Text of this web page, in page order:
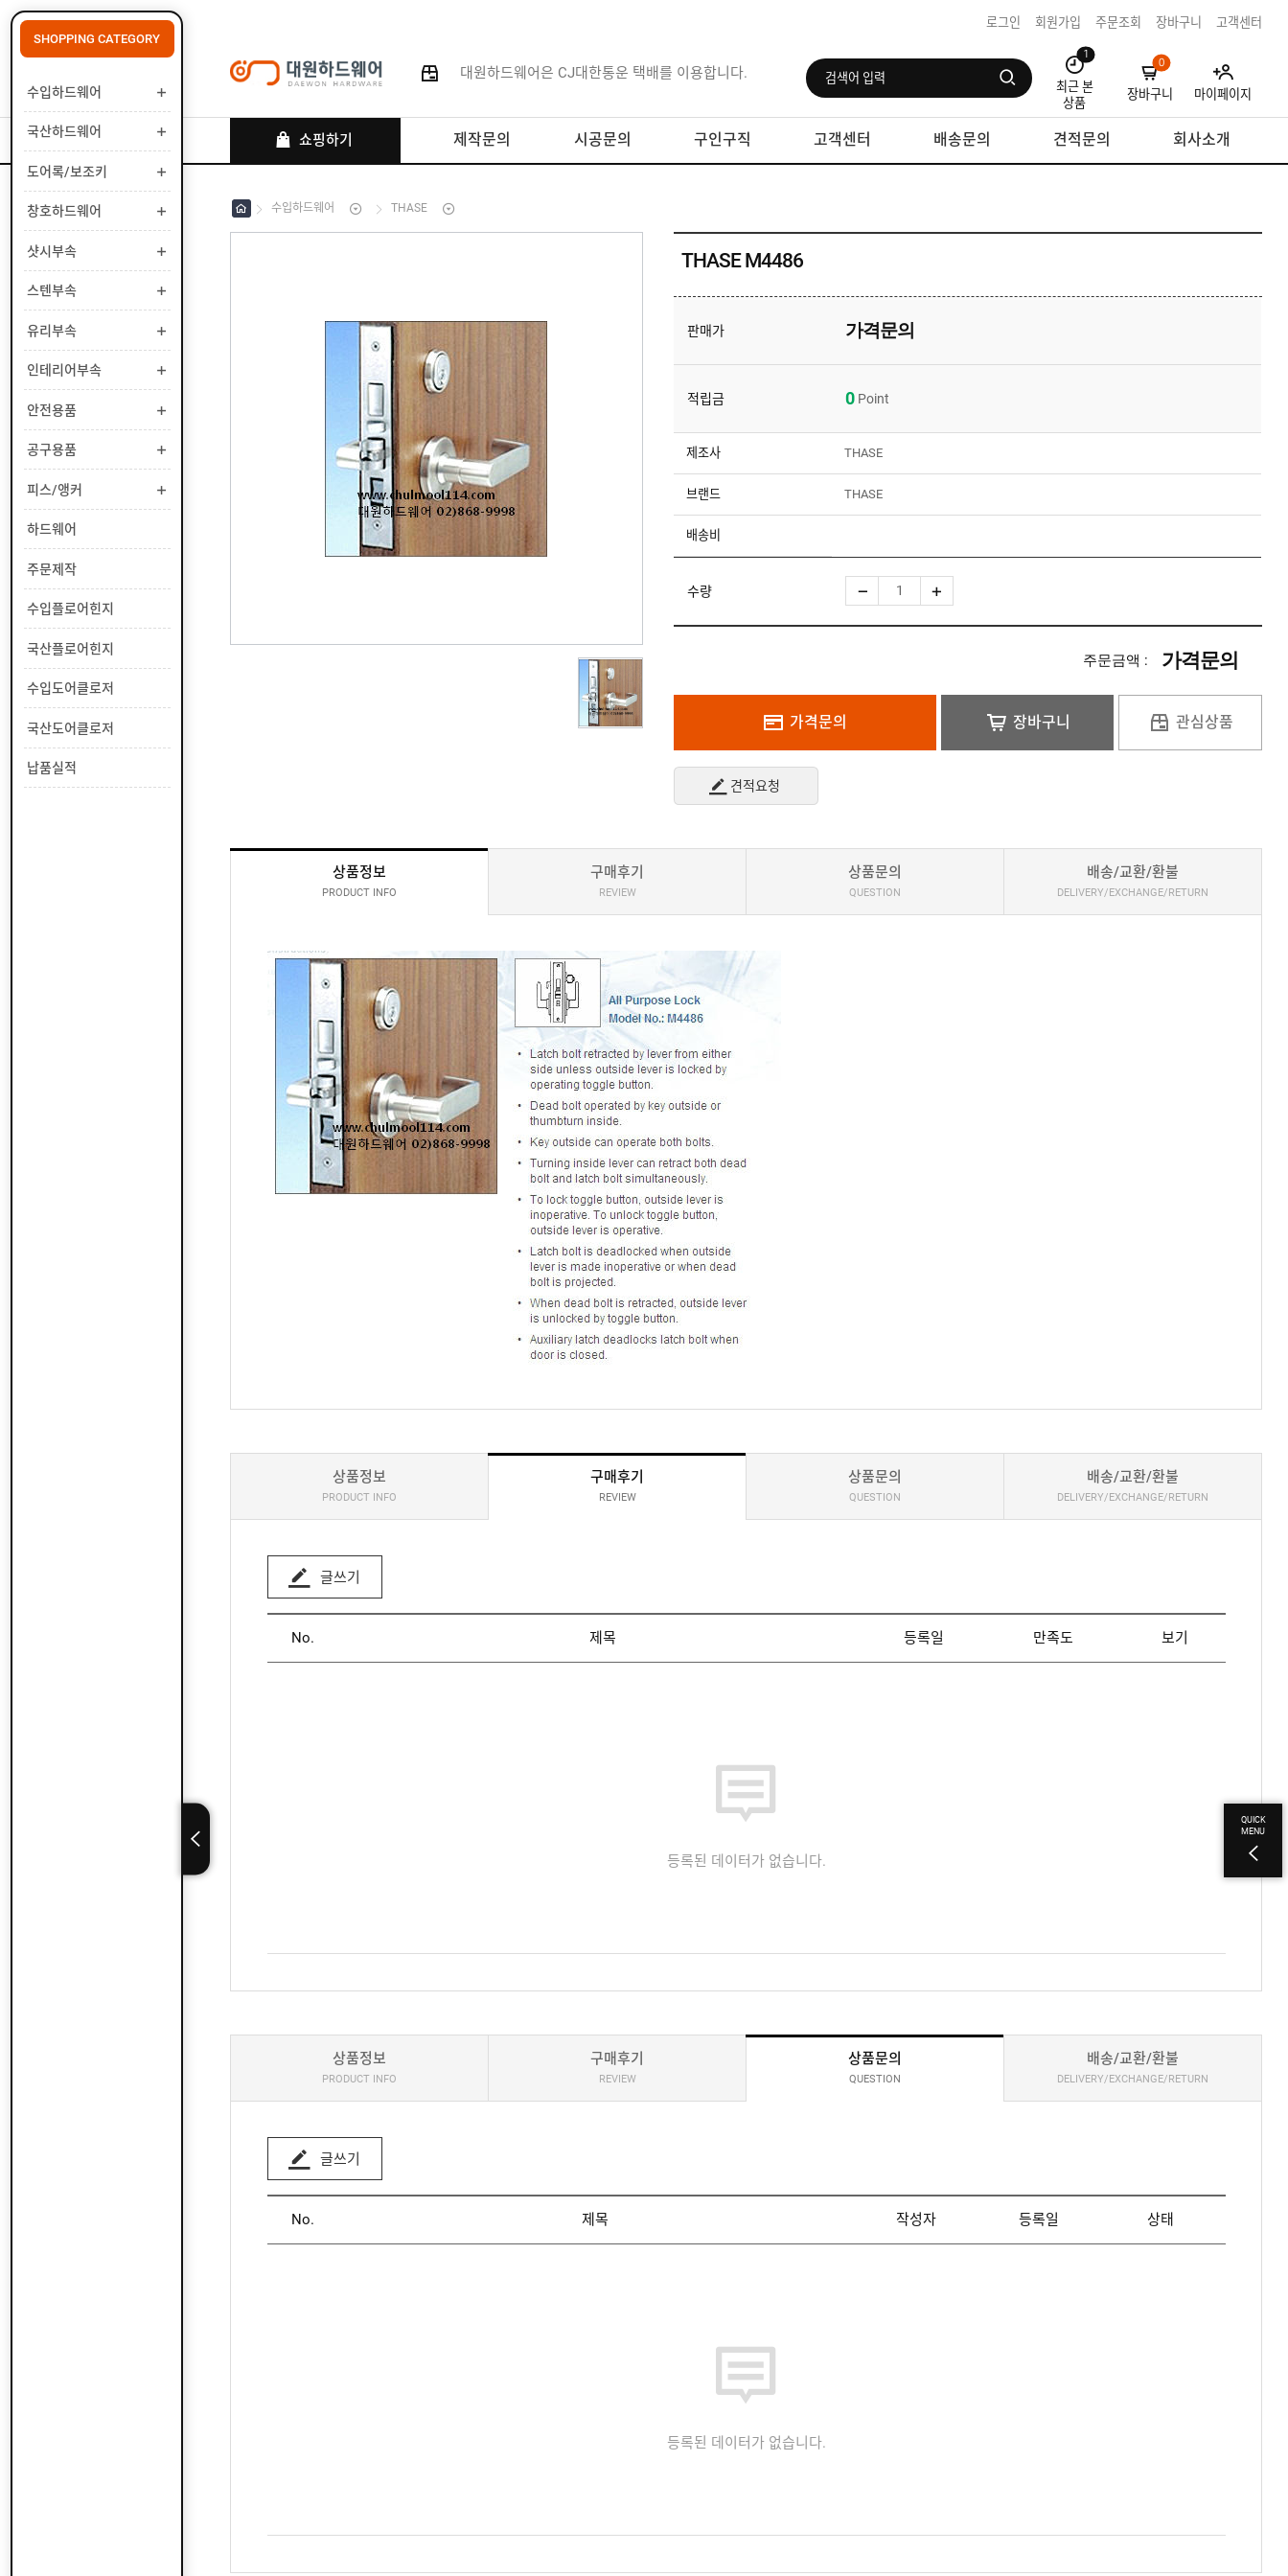
로그인 회원가입 주문조회 장바구니 고객센터
대원하드웨어은 CJ대한통운 택배를 이용합니다.
1
최근 본
상품
0
장바구니 마이페이지
쇼핑하기 제작문의 시공문의 구인구직 고객센터 배송문의 견적문의 회사소개
SHOPPING CATEGORY
수입하드웨어
국산하드웨어
도어록/보조키
창호하드웨어
샷시부속
스텐부속
유리부속
인테리어부속
안전용품
공구용품
피스/앵커
하드웨어
주문제작
수입플로어힌지
국산플로어힌지
수입도어클로저
국산도어클로저
납품실적
QUICK
MENU
수입하드웨어 THASE
THASE M4486
판매가 가격문의
적립금 0 Point
제조사 THASE
브랜드 THASE
배송비
수량
주문금액 : 가격문의
가격문의 장바구니 관심상품
견적요청
상품정보
PRODUCT INFO
구매후기
REVIEW
상품문의
QUESTION
배송/교환/환불
DELIVERY/EXCHANGE/RETURN
상품정보
PRODUCT INFO
구매후기
REVIEW
상품문의
QUESTION
배송/교환/환불
DELIVERY/EXCHANGE/RETURN
글쓰기
No. 제목 등록일 만족도 보기
등록된 데이터가 없습니다.
상품정보
PRODUCT INFO
구매후기
REVIEW
상품문의
QUESTION
배송/교환/환불
DELIVERY/EXCHANGE/RETURN
글쓰기
No. 제목 작성자 등록일 상태
등록된 데이터가 없습니다.
로그인
회원가입
마이페이지
배송조회
수
입
하
웨
어
국
산
하
웨
어
도
어
록
보
조
창
호
하
어
샷
시
부
스
텐
부
유
리
부
속
인
테
리
어
속
안
전
용
품
공
용
품
피
/
앵
하
웨
어
주
제
작
수
플
로
국